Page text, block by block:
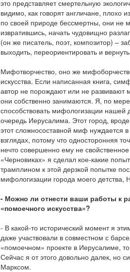
это представляет смертельную
видимо, как говорят англичане, плохо
по своей природе бессмертны, они не
извратившись, начать чудовищно
(он же писатель, поэт, композитор) –
выходить, переориентировать и
Мифотворчество, оно же
искусства. Если написанная книга,
автор не порождают или не
они собственно занимаются. Я, по
способствовать мифологизации нашей
очередь Иерусалима. Этот город,
этот сложносоставной миф нуждается
взглядах, потому что односторонняя
нечто совершенно ему не
«Черновиках» я сделал кое-какие
трамплином к этой дерзкой попытке
мифологизации города моего детства,
- Можно ли отнести ваши работы к
«помоечного искусства»?
- В какой-то исторический момент я
даже участвовали в совместном с
«помоечном» проекте в Иерусалиме,
Сейчас я от этого довольно далек, но
Марксом.